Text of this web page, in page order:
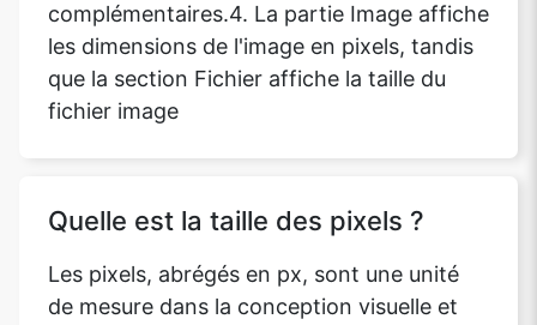
complémentaires.4. La partie Image affiche
les dimensions de l'image en pixels, tandis
que la section Fichier affiche la taille du
fichier image
Quelle est la taille des pixels ?
Les pixels, abrégés en px, sont une unité
de mesure dans la conception visuelle et